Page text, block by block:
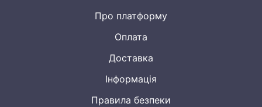
Про платформу
Оплата
Доставка
Інформація
Правила безпеки